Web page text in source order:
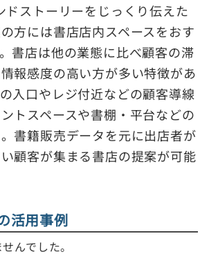
ドストーリーをじっくり伝えた
方には書店店内スペースをおす
書店は他の業態に比べ顧客の滞
報感度の高い方が多い特徴があ
入口やレジ付近などの顧客導線
トスペースや書棚・平台などの
書籍販売データを元に出店者が
顧客が集まる書店の提案が可能
活用事例
んでした。